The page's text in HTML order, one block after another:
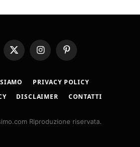
X
(Twitter)
InstagramPinterest
PRIVACY POLICY
DISCLAIMER CONTATTI
Riproduzione riservata.